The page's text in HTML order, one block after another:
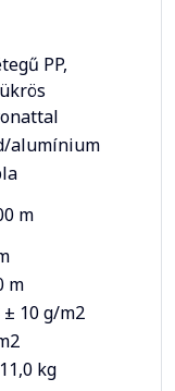
PP,
alumínium
m
m
± 10 g/m2
kg